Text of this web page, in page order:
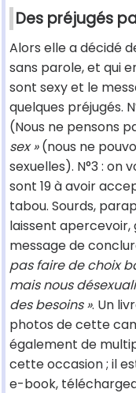
Des préjugés
Alors elle a décidé
sans parole, et qui
sont sexy et le
quelques préjugés.
(Nous ne pensons
sex »(nous ne
sexuelles). N°3 : on
sont 19 à avoir
tabou. Sourds,
laissent apercevoir,
message de
pas faire de choix
mais nous
des besoins ». Un
photos de cette
également de
cette occasion ; il
e-book,